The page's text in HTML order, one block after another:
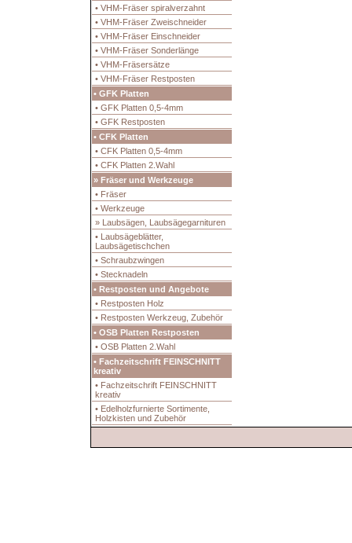
• VHM-Fräser spiralverzahnt
• VHM-Fräser Zweischneider
• VHM-Fräser Einschneider
• VHM-Fräser Sonderlänge
• VHM-Fräsersätze
• VHM-Fräser Restposten
• GFK Platten
• GFK Platten 0,5-4mm
• GFK Restposten
• CFK Platten
• CFK Platten 0,5-4mm
• CFK Platten 2.Wahl
» Fräser und Werkzeuge
• Fräser
• Werkzeuge
» Laubsägen, Laubsägegarnituren
• Laubsägeblätter,
Laubsägetischchen
• Schraubzwingen
• Stecknadeln
• Restposten und Angebote
• Restposten Holz
• Restposten Werkzeug, Zubehör
• OSB Platten Restposten
• OSB Platten 2.Wahl
• Fachzeitschrift FEINSCHNITT
kreativ
• Fachzeitschrift FEINSCHNITT
kreativ
• Edelholzfurnierte Sortimente,
Holzkisten und Zubehör